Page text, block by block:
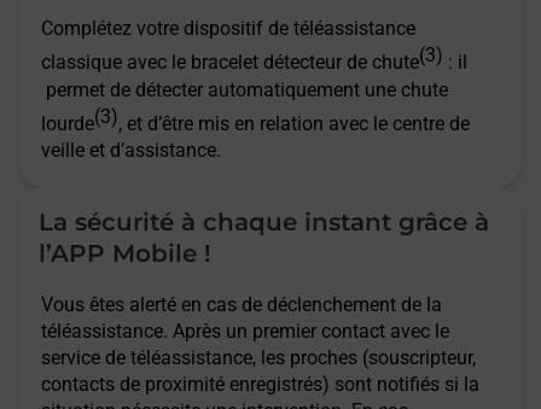
Complétez votre dispositif de téléassistance
classique avec le bracelet détecteur de chute(3) : il
permet de détecter automatiquement une chute
lourde(3), et d’être mis en relation avec le centre de
veille et d’assistance.
La sécurité à chaque instant grâce à
l’APP Mobile !
Vous êtes alerté en cas de déclenchement de la
téléassistance. Après un premier contact avec le
service de téléassistance, les proches (souscripteur,
contacts de proximité enregistrés) sont notifiés si la